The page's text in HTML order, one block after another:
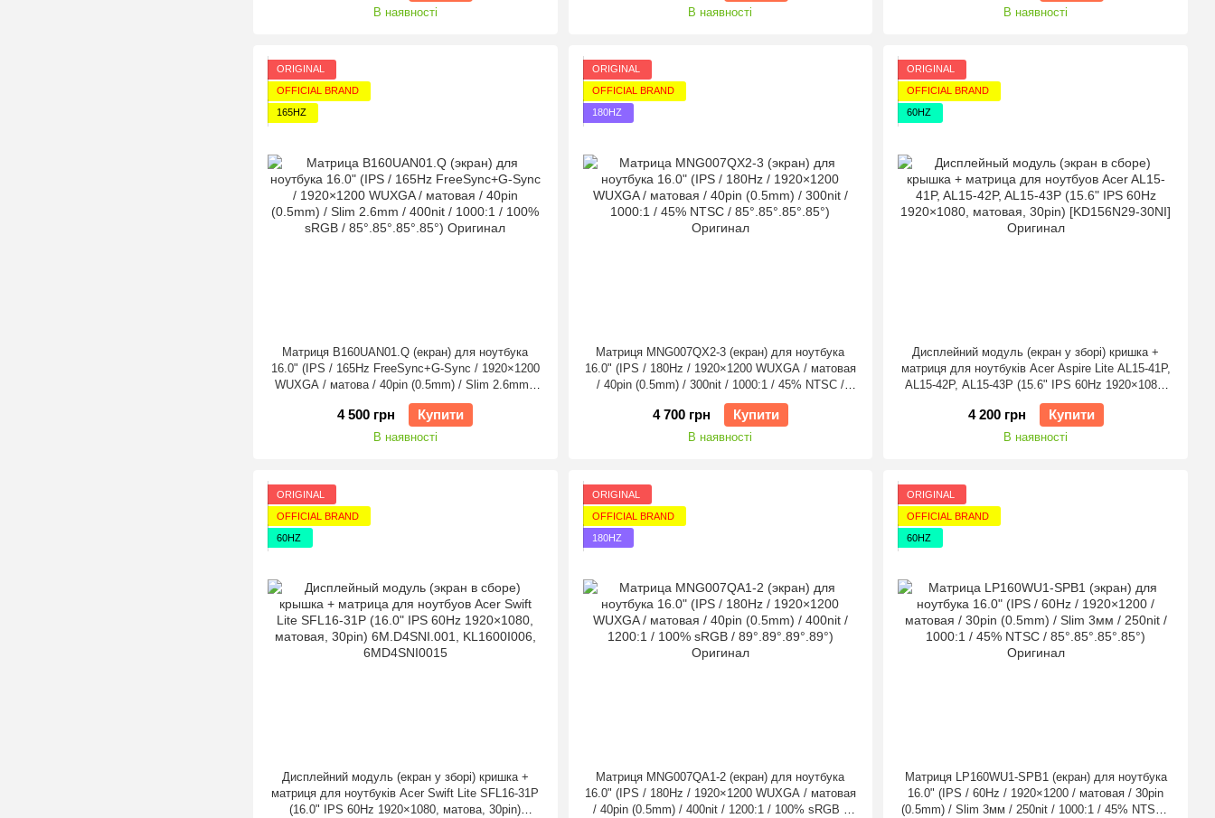
В наявності В наявності В наявності
ORIGINAL
OFFICIAL BRAND
165HZ
Матриця B160UAN01.Q (екран) для ноутбука
16.0" (IPS / 165Hz FreeSync+G-Sync / 1920×1200
WUXGA / матова / 40pin (0.5mm) / Slim 2.6mm /
400nit / 1000:1 / 100% sRGB / 85°.85°.85°.85°)
Оригінал
4 500 грн Купити
В наявності
ORIGINAL
OFFICIAL BRAND
180HZ
Матриця MNG007QX2-3 (екран) для ноутбука
16.0" (IPS / 180Hz / 1920×1200 WUXGA / матовая
/ 40pin (0.5mm) / 300nit / 1000:1 / 45% NTSC /
85°.85°.85°.85°) Оригінал
4 700 грн Купити
В наявності
ORIGINAL
OFFICIAL BRAND
60HZ
Дисплейний модуль (екран у зборі) кришка +
матриця для ноутбуків Acer Aspire Lite AL15-41P,
AL15-42P, AL15-43P (15.6" IPS 60Hz 1920×1080,
матова, 30pin) [KD156N29-30NI] Оригінал
4 200 грн Купити
В наявності
ORIGINAL
OFFICIAL BRAND
60HZ
Дисплейний модуль (екран у зборі) кришка +
матриця для ноутбуків Acer Swift Lite SFL16-31P
(16.0" IPS 60Hz 1920×1080, матова, 30pin)
ORIGINAL
OFFICIAL BRAND
180HZ
Матриця MNG007QA1-2 (екран) для ноутбука
16.0" (IPS / 180Hz / 1920×1200 WUXGA / матовая
/ 40pin (0.5mm) / 400nit / 1200:1 / 100% sRGB /
ORIGINAL
OFFICIAL BRAND
60HZ
Матриця LP160WU1-SPB1 (екран) для ноутбука
16.0" (IPS / 60Hz / 1920×1200 / матовая / 30pin
(0.5mm) / Slim 3мм / 250nit / 1000:1 / 45% NTSC /